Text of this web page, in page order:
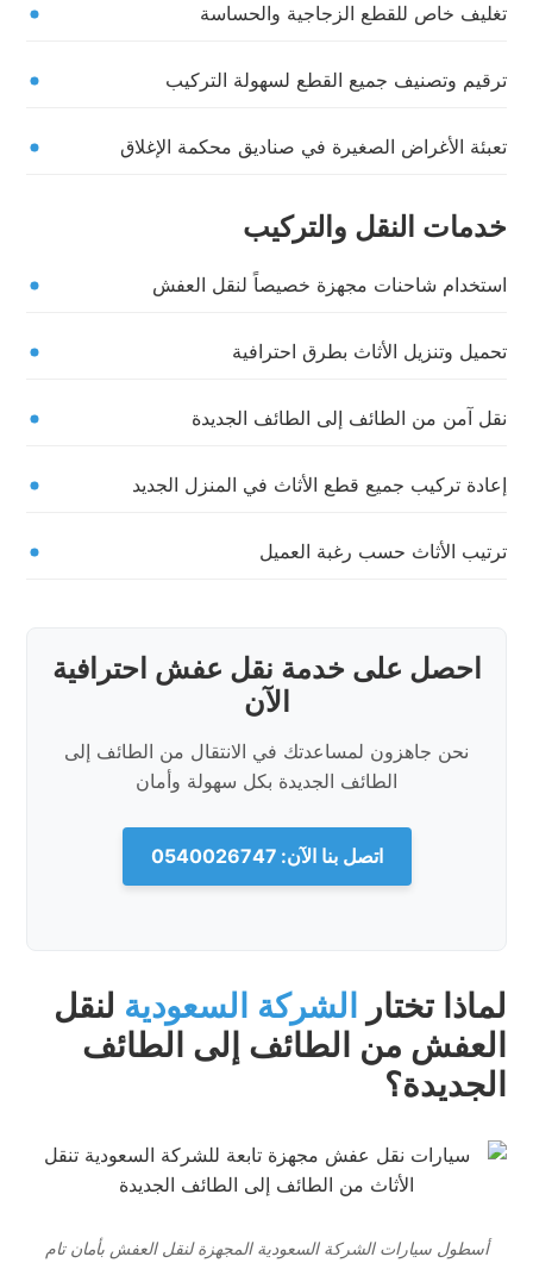
تغليف خاص للقطع الزجاجية والحساسة
ترقيم وتصنيف جميع القطع لسهولة التركيب
تعبئة الأغراض الصغيرة في صناديق محكمة الإغلاق
خدمات النقل والتركيب
استخدام شاحنات مجهزة خصيصاً لنقل العفش
تحميل وتنزيل الأثاث بطرق احترافية
نقل آمن من الطائف إلى الطائف الجديدة
إعادة تركيب جميع قطع الأثاث في المنزل الجديد
ترتيب الأثاث حسب رغبة العميل
احصل على خدمة نقل عفش احترافية
الآن
نحن جاهزون لمساعدتك في الانتقال من الطائف إلى
الطائف الجديدة بكل سهولة وأمان
اتصل بنا الآن: 0540026747
لماذا تختار الشركة السعودية لنقل
العفش من الطائف إلى الطائف
الجديدة؟
أسطول سيارات الشركة السعودية المجهزة لنقل العفش بأمان تام